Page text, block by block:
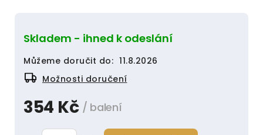
354 Kč / balení
Skladem - ihned k odeslání
Můžeme doručit do: 11.8.2026
Možnosti doručení